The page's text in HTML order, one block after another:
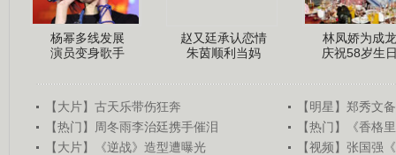
杨幂多线发展
演员变身歌手
赵又廷承认恋情
朱茵顺利当妈
林凤娇为成龙
庆祝58岁生
【大片】古天乐带伤狂奔
【明星】郑秀文
【热门】周冬雨李治廷携手催泪
【热门】《香格
【大片】《逆战》造型遭曝光
【视频】张国强